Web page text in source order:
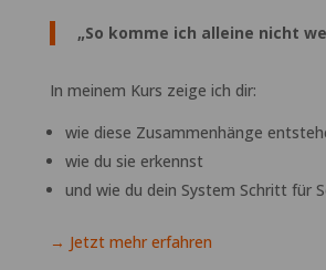
„So komme ich alleine nicht
In meinem Kurs zeige ich dir:
wie diese Zusammenhänge
wie du sie erkennst
und wie du dein System Schritt für
→ Jetzt mehr erfahren